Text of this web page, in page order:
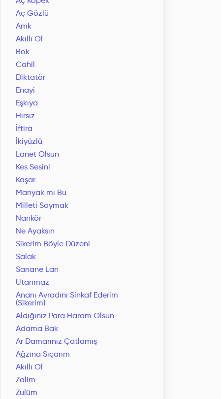
Aç Gözlü
Amk
Akıllı Ol
Bok
Cahil
Diktatör
Enayi
Eşkıya
Hırsız
İftira
İkiyüzlü
Lanet Olsun
Kes Sesini
Kaşar
Manyak mı Bu
Milleti Soymak
Nankör
Ne Ayaksın
Sikerim Böyle Düzeni
Salak
Sanane Lan
Utanmaz
Ananı Avradını Sinkaf Ederim
(Sikerim)
Aldığınız Para Haram Olsun
Adama Bak
Ar Damarınız Çatlamış
Ağzına Sıçarım
Akıllı Ol
Zalim
Zulüm